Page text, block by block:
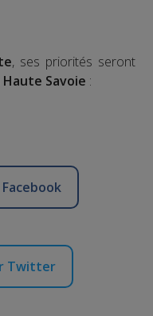
, ses priorités seront
Haute Savoie :
Twitter